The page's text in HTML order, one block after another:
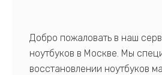
Добро пожаловать в наш
ноутбуков в Москве. Мы
восстановлении ноутбуков